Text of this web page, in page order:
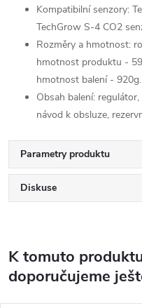
Kompatibilní senzory:
TechGrow S-4 CO2
Rozměry a hmotnost:
hmotnost produktu -
hmotnost balení - 920g.
Obsah balení:
návod k obsluze,
Parametry produktu
Diskuse
K tomuto
doporučujeme